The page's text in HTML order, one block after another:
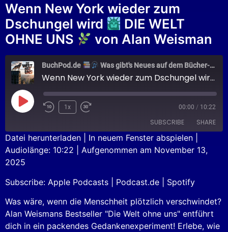
Wenn New York wieder zum
Dschungel wird
DIE WELT
OHNE UNS
von Alan Weisman
BuchPod.de Was gibt's Neues auf dem Bücher-Markt?
Wenn New York wieder zum Dschungel wird
1x 00:00 / 10:22
SUBSCRIBE SHARE
Apple Podcasts Podcast.de
RSS FEED
SHARE
EMBED
Datei herunterladen In neuem Fenster abspielen
Audiolänge: 10:22
Aufgenommen am November 13,
2025
Subscribe: Apple Podcasts Podcast.de
Spotify
Was wäre, wenn die Menschheit plötzlich verschwindet?
Alan Weismans Bestseller "Die Welt ohne uns" entführt
dich in ein packendes Gedankenexperiment! Erlebe, wie